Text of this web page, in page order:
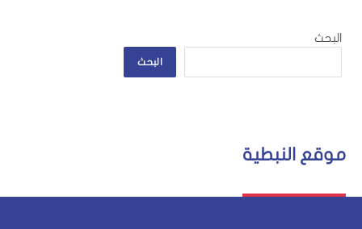
البحث
البحث
موقع النبطية